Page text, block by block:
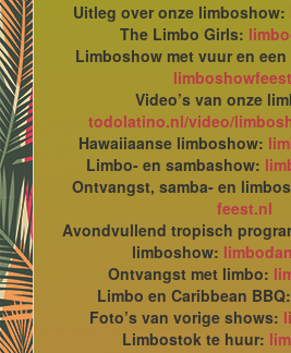
Uitleg over onze limboshow:
The Limbo Girls:
Limboshow met vuur en
Video’s van onze
todolatino.nl/video/
Hawaiiaanse limboshow:
Limbo- en sambashow:
Ontvangst, samba- en
feest.nl
Avondvullend tropisch
limboshow:
Ontvangst met limbo:
Limbo en Caribbean BBQ:
Foto’s van vorige shows:
Limbostok te huur: